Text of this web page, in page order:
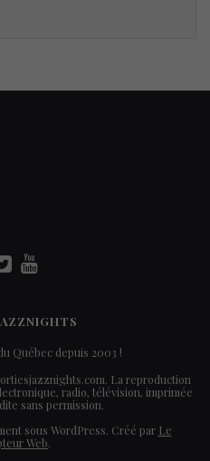
Québec depuis 2003 !
La reproduction
radio, télévision, imprimée
sans permission.
sous WordPress. Créé par Le
Web.